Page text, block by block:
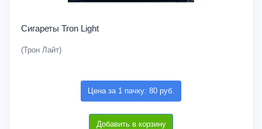
Сигареты Tron Light
(Трон Лайт)
Цена за 1 пачку: 80 руб.
Добавить в корзину